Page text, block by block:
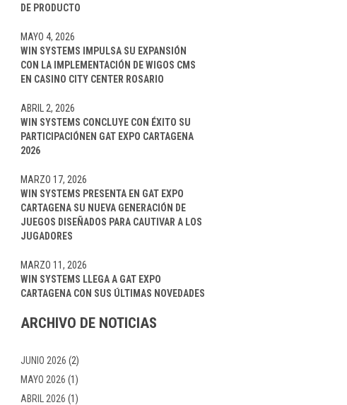
DE PRODUCTO
WIN SYSTEMS IMPULSA SU EXPANSIÓN
CON LA IMPLEMENTACIÓN DE WIGOS CMS
EN CASINO CITY CENTER ROSARIO
MAYO 4, 2026
WIN SYSTEMS CONCLUYE CON ÉXITO SU
PARTICIPACIÓNEN GAT EXPO CARTAGENA
2026
ABRIL 2, 2026
WIN SYSTEMS PRESENTA EN GAT EXPO
CARTAGENA SU NUEVA GENERACIÓN DE
JUEGOS DISEÑADOS PARA CAUTIVAR A LOS
JUGADORES
MARZO 17, 2026
WIN SYSTEMS LLEGA A GAT EXPO
CARTAGENA CON SUS ÚLTIMAS NOVEDADES
MARZO 11, 2026
ARCHIVO DE NOTICIAS
JUNIO 2026 (2)
MAYO 2026 (1)
ABRIL 2026 (1)